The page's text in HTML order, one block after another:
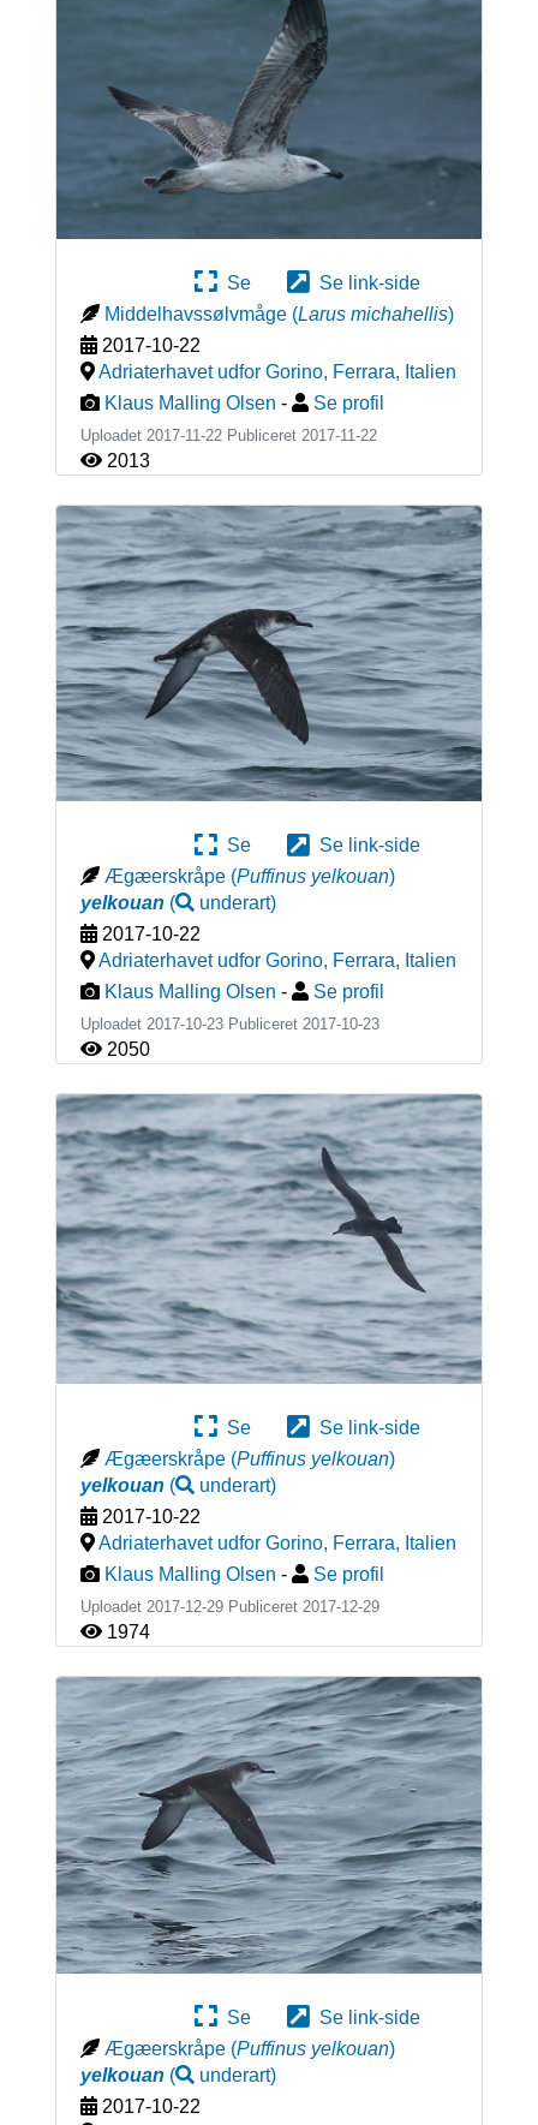
Se
Se link-side
Middelhavssølvmåge (Larus michahellis)
2017-10-22
Adriaterhavet udfor Gorino, Ferrara, Italien
Klaus Malling Olsen - Se profil
Uploadet 2017-11-22 Publiceret 2017-11-22
2013
Se
Se link-side
Ægæerskråpe (Puffinus yelkouan)
yelkouan ( underart)
2017-10-22
Adriaterhavet udfor Gorino, Ferrara, Italien
Klaus Malling Olsen - Se profil
Uploadet 2017-10-23 Publiceret 2017-10-23
2050
Se
Se link-side
Ægæerskråpe (Puffinus yelkouan)
yelkouan ( underart)
2017-10-22
Adriaterhavet udfor Gorino, Ferrara, Italien
Klaus Malling Olsen - Se profil
Uploadet 2017-12-29 Publiceret 2017-12-29
1974
Se
Se link-side
Ægæerskråpe (Puffinus yelkouan)
yelkouan ( underart)
2017-10-22